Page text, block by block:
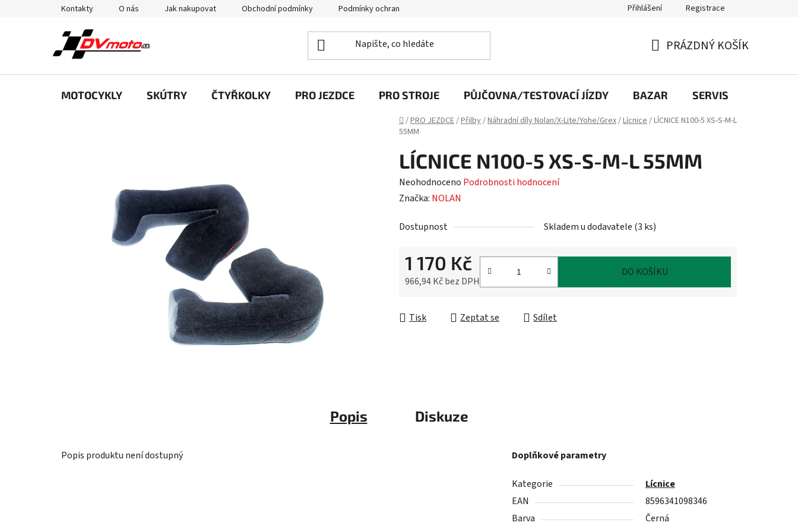
Kontakty O nás Jak nakupovat Obchodní podmínky Podmínky ochrany osobních údajů Přihlášení Registrace
KOŠÍK
PRÁZDNÝ KOŠÍK
MOTOCYKLY SKÚTRY ČTYŘKOLKY PRO JEZDCE PRO STROJE PŮJČOVNA/TESTOVACÍ JÍZDY BAZAR SERVIS
Domů
/PRO JEZDCE/Přilby/Náhradní díly Nolan/X-Lite/Yohe/Grex/Lícnice/LÍCNICE N100-5 XS-S-M-L
55MM
LÍCNICE N100-5 XS-S-M-L 55MM
Průměrné
hodnocení
je
Neohodnoceno Podrobnosti hodnocení
Značka: NOLAN
Dostupnost Skladem u dodavatele (3 ks)
1 170 Kč
966,94 Kč bez DPH
DO KOŠÍKU
Tisk Zeptat se Sdílet
Popis Diskuze
Popis produktu není dostupný Doplňkové parametry
Kategorie
Lícnice
EAN
8596341098346
Barva
Černá